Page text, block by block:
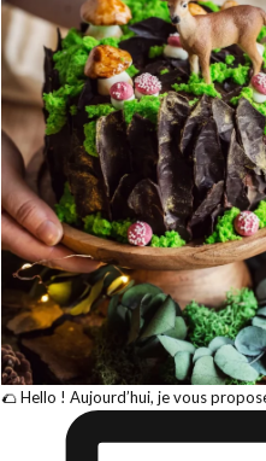
🌮 Hello ! Aujourd’hui, je vous